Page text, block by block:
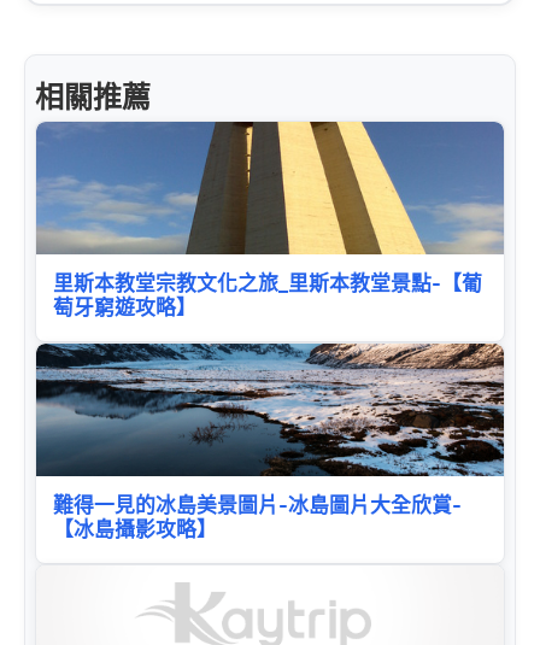
相關推薦
里斯本教堂宗教文化之旅_里斯本教堂景點-【葡
萄牙窮遊攻略】
難得一見的冰島美景圖片-冰島圖片大全欣賞-
【冰島攝影攻略】